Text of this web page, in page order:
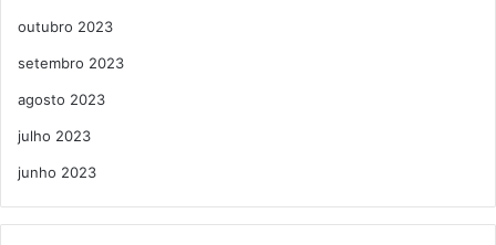
outubro 2023
setembro 2023
agosto 2023
julho 2023
junho 2023